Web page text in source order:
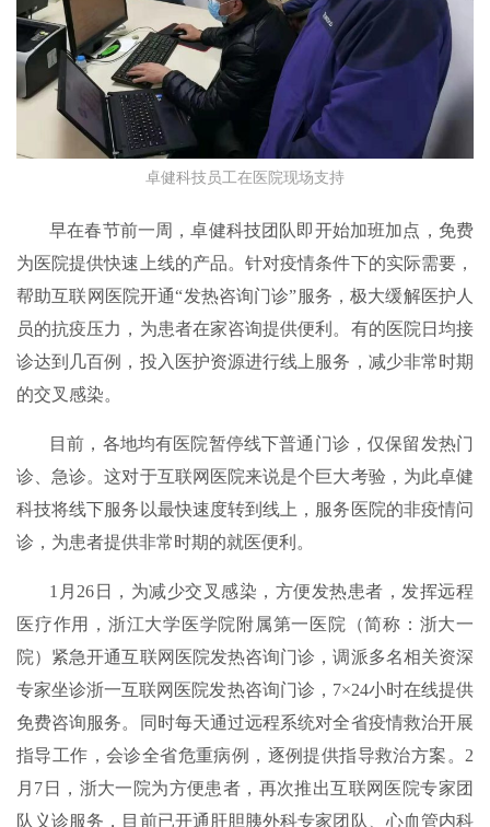
卓健科技员工在医院现场支持
早在春节前一周，卓健科技团队即开始加班加点，免费
为医院提供快速上线的产品。针对疫情条件下的实际需要，
帮助互联网医院开通“发热咨询门诊”服务，极大缓解医护人
员的抗疫压力，为患者在家咨询提供便利。有的医院日均接
诊达到几百例，投入医护资源进行线上服务，减少非常时期
的交叉感染。
目前，各地均有医院暂停线下普通门诊，仅保留发热门
诊、急诊。这对于互联网医院来说是个巨大考验，为此卓健
科技将线下服务以最快速度转到线上，服务医院的非疫情问
诊，为患者提供非常时期的就医便利。
1月26日，为减少交叉感染，方便发热患者，发挥远程
医疗作用，浙江大学医学院附属第一医院（简称：浙大一
院）紧急开通互联网医院发热咨询门诊，调派多名相关资深
专家坐诊浙一互联网医院发热咨询门诊，7×24小时在线提供
免费咨询服务。同时每天通过远程系统对全省疫情救治开展
指导工作，会诊全省危重病例，逐例提供指导救治方案。2
月7日，浙大一院为方便患者，再次推出互联网医院专家团
队义诊服务，目前已开通肝胆胰外科专家团队、心血管内科